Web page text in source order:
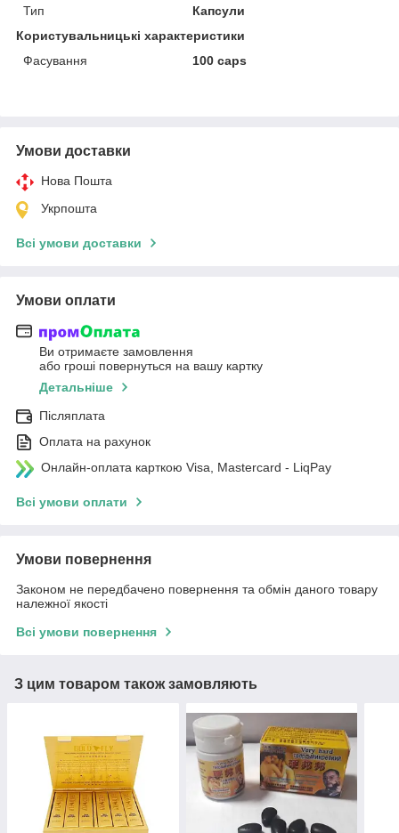
Тип
Капсули
Користувальницькі характеристики
Фасування
100 caps
Умови доставки
Нова Пошта
Укрпошта
Всі умови доставки
Умови оплати
Ви отримаєте замовлення
або гроші повернуться на вашу картку
Детальніше
Післяплата
Оплата на рахунок
Онлайн-оплата карткою Visa, Mastercard - LiqPay
Всі умови оплати
Умови повернення
Законом не передбачено повернення та обмін даного товару
належної якості
Всі умови повернення
З цим товаром також замовляють